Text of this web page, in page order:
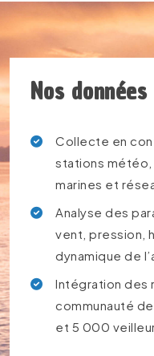
Nos données
Collecte en
stations
marines et
Analyse des
vent, pression,
dynamique de
Intégration des
communauté
et 5 000